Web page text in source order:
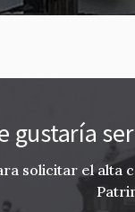
gustaría
solicitar el alta